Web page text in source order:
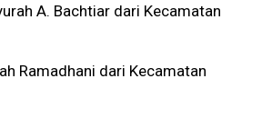
A. Bachtiar dari Kecamatan
Ramadhani dari Kecamatan